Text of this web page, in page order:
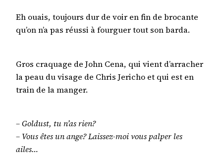
Eh ouais, toujours dur de voir en fin de brocante
qu’on n’a pas réussi à fourguer tout son barda.
Gros craquage de John Cena, qui vient d’arracher
la peau du visage de Chris Jericho et qui est en
train de la manger.
– Goldust, tu n’as rien?
– Vous êtes un ange? Laissez-moi vous palper les
ailes…